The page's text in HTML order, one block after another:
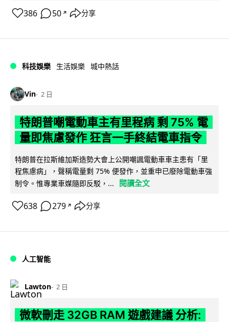
386 50 ↗ 分享
科技娛樂 生活娛樂 城中熱話
Vin 2 日
特朗普嘲電動車主有里程病 剩 75% 電
量即焦慮發作 狂言一手終結電車指令
特朗普在拉斯維加斯造勢大會上公開嘲諷電動車車主患有「里
程焦慮病」，聲稱電量剩 75% 便發作，並重申已廢除電動車強
制令。惟專業車媒隨即反駁，...
閱讀全文
638 279 ↗ 分享
人工智能
Lawton 2 日
微軟刪走 32GB RAM 遊戲建議 分析: